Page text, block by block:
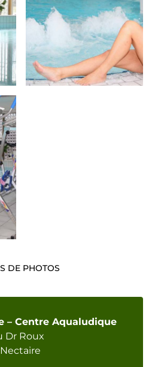
DE PHOTOS
– Centre Aqualudique
Dr Roux